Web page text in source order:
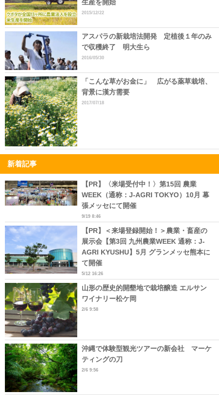
生産を開始
2015/12/22
アスパラの新栽培法開発 定植後１年のみ
で収穫終了 明大生ら
2016/05/30
「こんな草がお金に」 広がる薬草栽培、
背景に漢方需要
2017/07/18
新着記事
【PR】〈来場受付中！〉第15回 農業
WEEK（通称：J-AGRI TOKYO）10月 幕
張メッセにて開催
9/19 8:46
【PR】＜来場登録開始！＞農業・畜産の
展示会【第3回 九州農業WEEK 通称：J-
AGRI KYUSHU】5月 グランメッセ熊本に
て開催
5/12 16:26
山形の歴史的開墾地で栽培醸造 エルサン
ワイナリー松ケ岡
2/6 9:58
沖縄で体験型観光ツアーの新会社 マーケ
ティングの刀
2/6 9:56